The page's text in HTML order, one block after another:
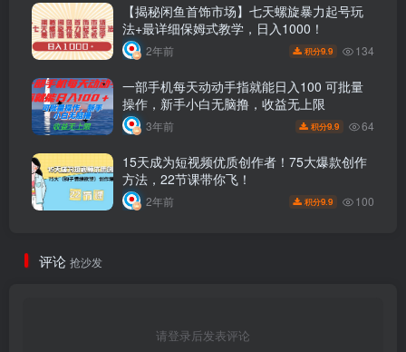
【揭秘闲鱼首饰市场】七天螺旋暴力起号玩
法+最详细保姆式教学，日入1000！
2年前 积分9.9 134
一部手机每天动动手指就能日入100 可批量
操作，新手小白无脑撸，收益无上限
3年前 积分9.9 64
15天成为短视频优质创作者！75大爆款创作
方法，22节课带你飞！
2年前 积分9.9 100
评论 抢沙发
请登录后发表评论